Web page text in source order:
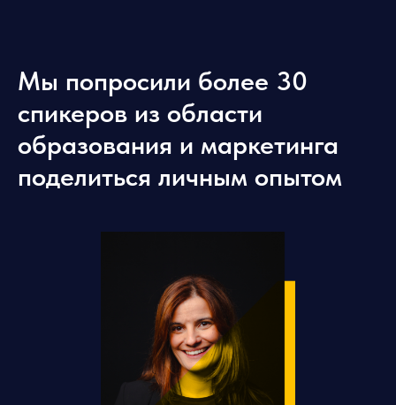
Мы попросили более 30
спикеров из области
образования и маркетинга
поделиться личным опытом